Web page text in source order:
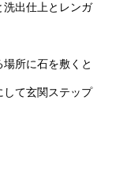
出仕上とレンガ
所に石を敷くと
て玄関ステップ